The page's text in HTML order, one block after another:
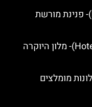
מסקוביצה האן (Maskovica Han)- פנינת מורשת
מלון קוורנר באופטייה (Hotel Kvarner)- מלון היוקרה